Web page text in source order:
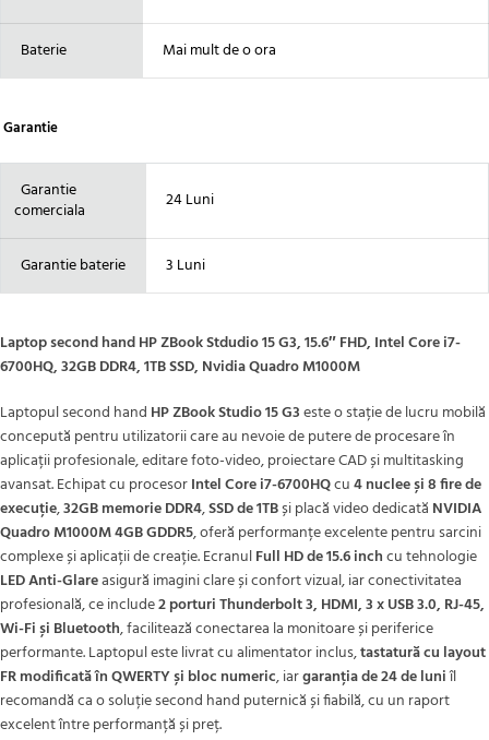
Baterie Mai mult de o ora
Garantie
Garantie
comerciala
24 Luni
Garantie baterie 3 Luni
Laptop second hand HP ZBook Stdudio 15 G3, 15.6″ FHD, Intel Core i7-
6700HQ, 32GB DDR4, 1TB SSD, Nvidia Quadro M1000M
Laptopul second hand HP ZBook Studio 15 G3este o stație de lucru mobilă
concepută pentru utilizatorii care au nevoie de putere de procesare în
aplicații profesionale, editare foto-video, proiectare CAD și multitasking
avansat. Echipat cu procesorIntel Core i7-6700HQcu4 nuclee și 8 fire de
execuție,32GB memorie DDR4,SSD de 1TBși placă video dedicată NVIDIA
Quadro M1000M 4GB GDDR5, oferă performanțe excelente pentru sarcini
complexe și aplicații de creație. EcranulFull HD de 15.6 inchcu tehnologie
LED Anti-Glareasigură imagini clare și confort vizual, iar conectivitatea
profesională, ce include2 porturi Thunderbolt 3, HDMI, 3 x USB 3.0, RJ-45,
Wi-Fi și Bluetooth, facilitează conectarea la monitoare și periferice
performante. Laptopul este livrat cu alimentator inclus,tastatură cu layout
FR modificată în QWERTY și bloc numeric, iargaranția de 24 de luniîl
recomandă ca o soluție second hand puternică și fiabilă, cu un raport
excelent între performanță și preț.